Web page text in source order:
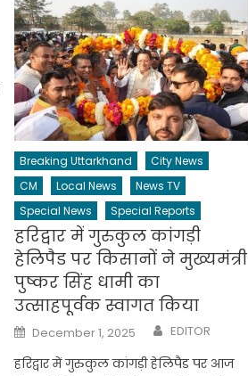
Breaking Uttarkhand
City News
CM
Local News
News TV
Special News
Special Reports
हरिद्वार में गुरुकुल कांगड़ी
हेलिपैड पर किसानों ने मुख्यमंत्री
पुष्कर सिंह धामी का
उत्साहपूर्वक स्वागत किया
Posted
on
December 1, 2025 Author
EDITOR
हरिद्वार में गुरुकुल कांगड़ी हेलिपैड पर आज